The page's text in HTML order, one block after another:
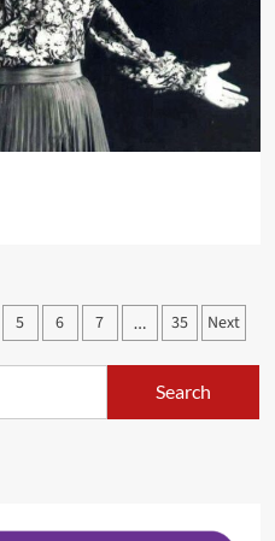
5 6 7 … 35 Next